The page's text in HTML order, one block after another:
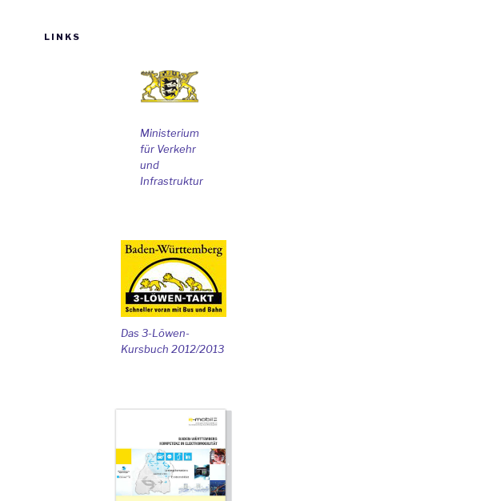
LINKS
Ministerium
für Verkehr
und
Infrastruktur
Das 3-Löwen-
Kursbuch 2012/2013